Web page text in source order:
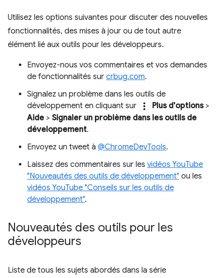
Utilisez les options suivantes pour discuter des nouvelles
fonctionnalités, des mises à jour ou de tout autre
élément lié aux outils pour les développeurs.
Envoyez-nous vos commentaires et vos demandes
de fonctionnalités sur crbug.com.
Signalez un problème dans les outils de
développement en cliquant sur
more_vert Plus d'options>
Aide > Signaler un problème dans les outils de
développement.
Envoyez un tweet à @ChromeDevTools.
Laissez des commentaires sur les vidéos YouTube
"Nouveautés des outils de développement" ou les
vidéos YouTube "Conseils sur les outils de
développement".
Nouveautés des outils pour les
développeurs
Liste de tous les sujets abordés dans la série